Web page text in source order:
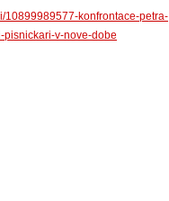
10899989577-konfrontace-petra-
v-nove-dobe